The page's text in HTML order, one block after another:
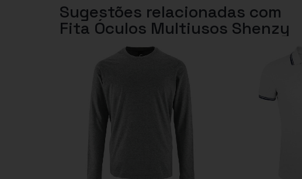
Sugestões relacionadas com
Fita Óculos Multiusos Shenzy